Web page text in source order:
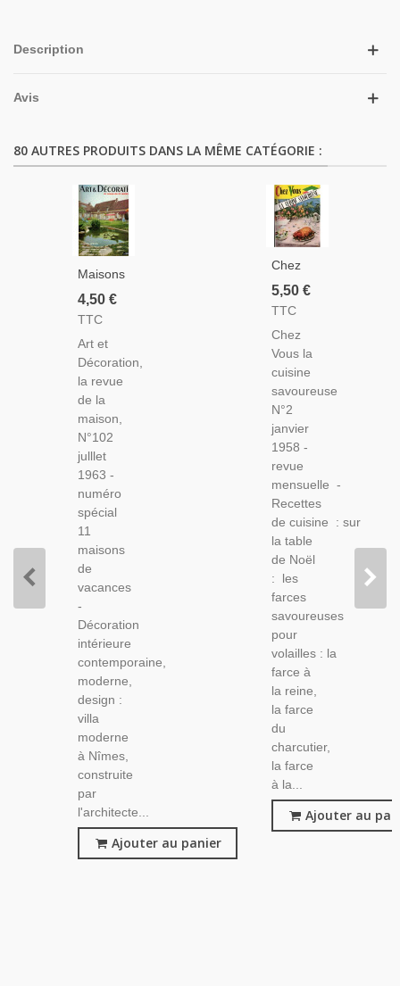
Description
Avis
80 AUTRES PRODUITS DANS LA MÊME CATÉGORIE :
Maisons
De
Vacances,
De
Jardin,
Grimaud,
Mareuil-
Sur-
Belle,
Mesnil-
Ponceau
- Art Et
Décoration,
N°102
Juil 1963
4,50 €
TTC
Art et
Décoration,
la revue
de la
maison,
N°102
julllet
1963 -
numéro
spécial
11
maisons
de
vacances
-
Décoration
intérieure
contemporaine,
moderne,
design :
villa
moderne
à Nîmes,
construite
par
l'architecte...
Ajouter au panier
Chez
Vous, La
Cuisine
N°2
Janvier
1958 -
Recettes
De
Cuisine,
Décoration
Vintage
5,50 €
TTC
Chez
Vous la
cuisine
savoureuse
N°2
janvier
1958 -
revue
mensuelle -
Recettes
de cuisine : sur
la table
de Noël
: les
farces
savoureuses
pour
volailles : la
farce à
la reine,
la farce
du
charcutier,
la farce
à la...
Ajouter au